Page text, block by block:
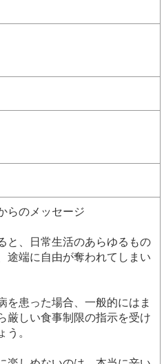
らのメッセージ
と、日常生活のあらゆるもの
途端に自由が奪われてしまい
を患った場合、一般的にはま
厳しい食事制限の指示を受け
う。